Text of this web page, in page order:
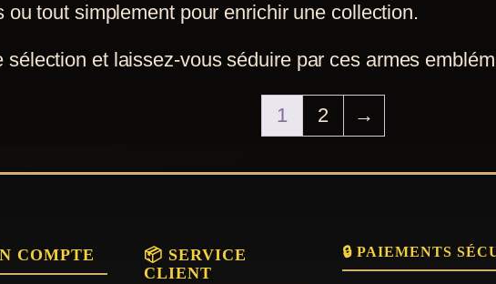
tout simplement pour enrichir une collection.
et laissez-vous séduire par ces armes
1 2 →
COMPTE
📦 SERVICE
CLIENT
🔒 PAIEMENTS